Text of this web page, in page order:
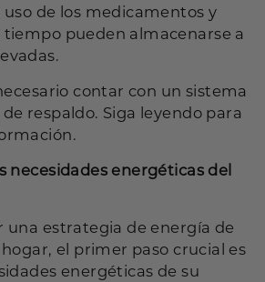
de los medicamentos y
pueden almacenarse a
contar con un sistema
respaldo. Siga leyendo para
necesidades energéticas del
una estrategia de energía de
el primer paso crucial es
energéticas de su